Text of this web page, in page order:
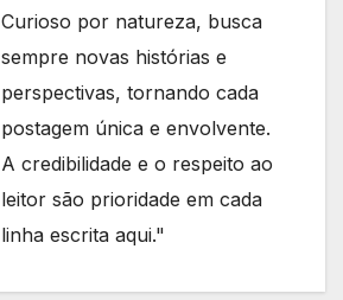
Curioso por natureza, busca
sempre novas histórias e
perspectivas, tornando cada
postagem única e envolvente.
A credibilidade e o respeito ao
leitor são prioridade em cada
linha escrita aqui."